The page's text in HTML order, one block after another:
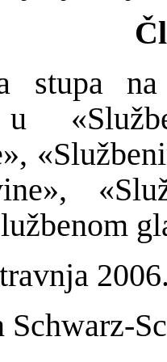
stupa
u
Schwarz-